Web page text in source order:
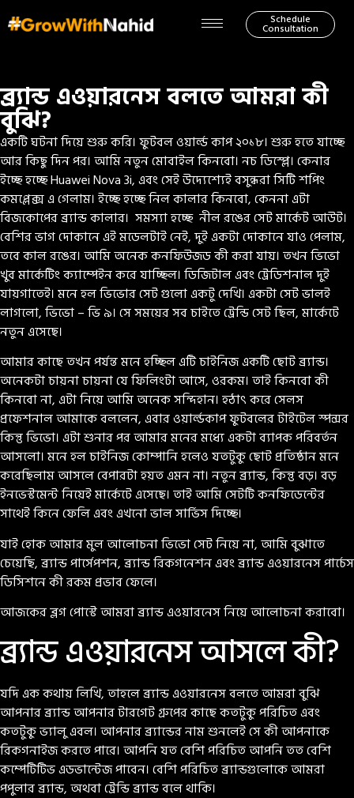
Schedule
Consultation
ব্র্যান্ড এওয়ারনেস বলতে আমরা কী
বুঝি?
একটি ঘটনা দিয়ে শুরু করি। ফুটবল ওয়ার্ল্ড কাপ ২০১৮। শুরু হতে যাচ্ছে
আর কিছু দিন পর। আমি নতুন মোবাইল কিনবো। নচ ডিস্প্লে। কেনার
ইচ্ছে হচ্ছে Huawei Nova 3i, এবং সেই উদ্যেশ্যেই বসুন্ধরা সিটি শপিং
কমপ্লেক্স এ গেলাম। ইচ্ছে হচ্ছে নিল কালার কিনবো, কেননা এটা
বিজকোপের ব্র্যান্ড কালার। সমস্যা হচ্ছে নীল রঙের সেট মার্কেট আউট।
বেশির ভাগ দোকানে এই মডেলটাই নেই, দুই একটা দোকানে যাও পেলাম,
তবে কাল রঙের। আমি অনেক কনফিউজড কী করা যায়। তখন ভিভো
খুব মার্কেটিং ক্যাম্পেইন করে যাচ্ছিল। ডিজিটাল এবং ট্রেডিশনাল দুই
যায়গাতেই। মনে হল ভিভোর সেট গুলো একটু দেখি। একটা সেট ভালই
লাগলো, ভিভো – ভি ৯। সে সময়ের সব চাইতে ট্রেন্ডি সেট ছিল, মার্কেটে
নতুন এসেছে।
আমার কাছে তখন পর্যন্ত মনে হচ্ছিল এটি চাইনিজ একটি ছোট ব্র্যান্ড।
অনেকটা চায়না চায়না যে ফিলিংটা আসে, ওরকম। তাই কিনবো কী
কিনবো না, এটা নিয়ে আমি অনেক সন্দিহান। হঠাৎ করে সেলস
প্রফেশনাল আমাকে বললেন, এবার ওয়ার্ল্ডকাপ ফুটবলের টাইটেল স্পন্সর
কিন্তু ভিভো। এটা শুনার পর আমার মনের মধ্যে একটা ব্যাপক পরিবর্তন
আসলো। মনে হল চাইনিজ কোম্পানি হলেও যতটুকু ছোট প্রতিষ্ঠান মনে
করেছিলাম আসলে বেপারটা হয়ত এমন না। নতুন ব্র্যান্ড, কিন্তু বড়। বড়
ইনভেস্টমেন্ট নিয়েই মার্কেটে এসেছে। তাই আমি সেটটি কনফিডেন্টের
সাথেই কিনে ফেলি এবং এখনো ভাল সার্ভিস দিচ্ছে।
যাই হোক আমার মুল আলোচনা ভিভো সেট নিয়ে না, আমি বুঝাতে
চেয়েছি, ব্র্যান্ড পার্সেপশন, ব্র্যান্ড রিকগনেশন এবং ব্র্যান্ড এওয়ারনেস পার্চেস
ডিসিশনে কী রকম প্রভাব ফেলে।
আজকের ব্লগ পোস্টে আমরা ব্র্যান্ড এওয়ারনেস নিয়ে আলোচনা করাবো।
ব্র্যান্ড এওয়ারনেস আসলে কী?
যদি এক কথায় লিখি, তাহলে ব্র্যান্ড এওয়ারনেস বলতে আমরা বুঝি
আপনার ব্র্যান্ড আপনার টারগেট গ্রুপের কাছে কতটুকু পরিচিত এবং
কতটুকু ভ্যালু এবল। আপনার ব্র্যান্ডের নাম শুনলেই সে কী আপনাকে
রিকগনাইজ করতে পারে। আপনি যত বেশি পরিচিত আপনি তত বেশি
কম্পেটিটিভ এডভান্টেজ পাবেন। বেশি পরিচিত ব্র্যান্ডগুলোকে আমরা
পপুলার ব্র্যান্ড, অথবা ট্রেন্ডি ব্র্যান্ড বলে থাকি।